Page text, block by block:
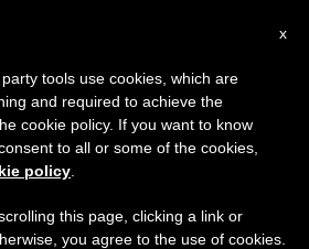
×
7 de agosto haremos la pausa
que en el periodo de verano
y también el
x
tools use cookies, which are
and required to achieve the
cookie policy. If you want to know
to all or some of the cookies,
policy
this page, clicking a link or
you agree to the use of cookies.